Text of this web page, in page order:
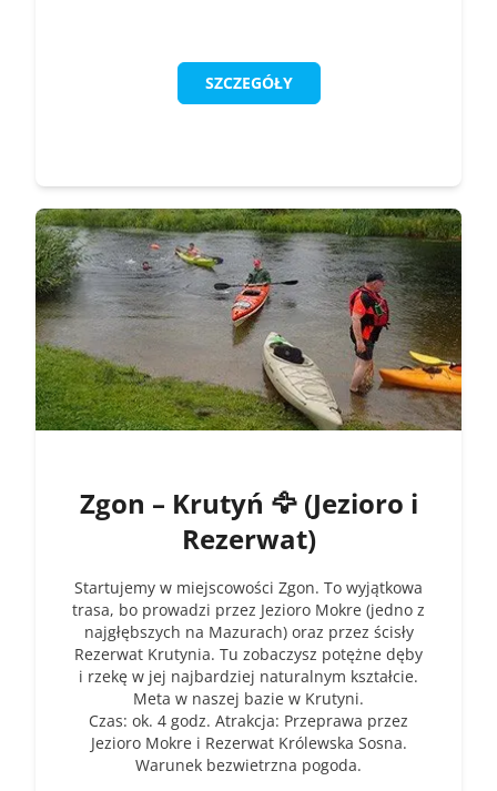
SZCZEGÓŁY
Zgon – Krutyń 🦅 (Jezioro i
Rezerwat)
Startujemy w miejscowości Zgon. To wyjątkowa
trasa, bo prowadzi przez Jezioro Mokre (jedno z
najgłębszych na Mazurach) oraz przez ścisły
Rezerwat Krutynia. Tu zobaczysz potężne dęby
i rzekę w jej najbardziej naturalnym kształcie.
Meta w naszej bazie w Krutyni.
Czas: ok. 4 godz. Atrakcja: Przeprawa przez
Jezioro Mokre i Rezerwat Królewska Sosna.
Warunek bezwietrzna pogoda.